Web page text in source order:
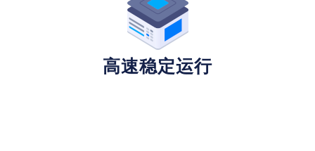
高速稳定运行